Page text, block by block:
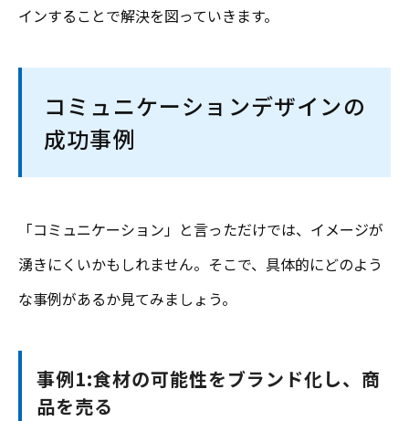
インすることで解決を図っていきます。
コミュニケーションデザインの
成功事例
「コミュニケーション」と言っただけでは、イメージが
湧きにくいかもしれません。そこで、具体的にどのよう
な事例があるか見てみましょう。
事例1:食材の可能性をブランド化し、商
品を売る